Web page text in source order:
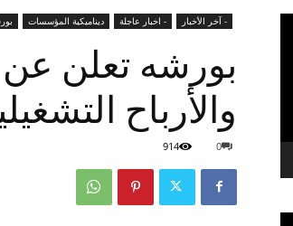
- آخر الأخبار - اخبار عاجلة ديناميكية المؤسسات
بورشه تعلن عن
والأرباح
0
914